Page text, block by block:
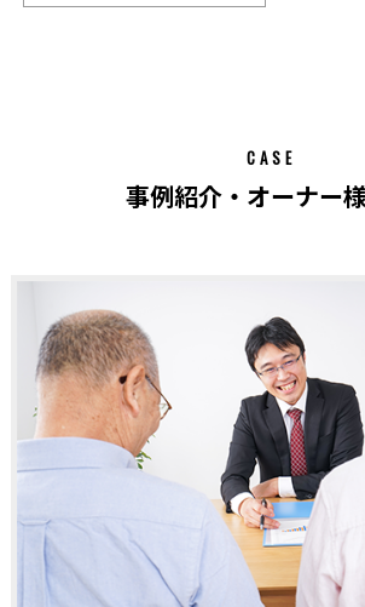
CASE
事例紹介・オーナー